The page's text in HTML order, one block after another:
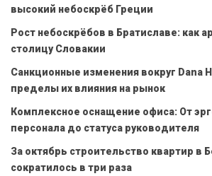
высокий небоскрёб Греции
Рост небоскрёбов в Братиславе: как
столицу Словакии
Санкционные изменения вокруг Dana
пределы их влияния на рынок
Комплексное оснащение офиса: От
персонала до статуса руководителя
За октябрь строительство квартир в
сократилось в три раза